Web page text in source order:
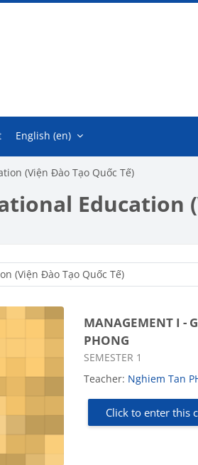
English ‎(en)‎
(Viện Đào Tạo Quốc Tế)
Education
Course categories
MANAGEMENT I -
PHONG
Course category
SEMESTER 1
Teacher: Nghiem Tan
Click to enter this